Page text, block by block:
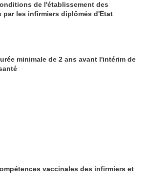
de l'établissement des
par les infirmiers diplômés d'Etat
minimale de 2 ans avant l'intérim de
vaccinales des infirmiers et